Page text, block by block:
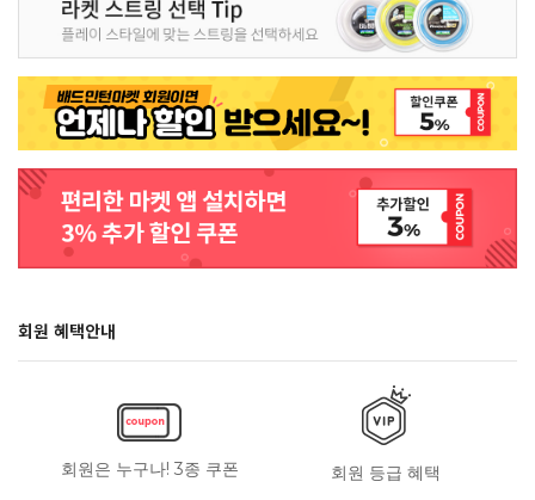
회원 혜택안내
회원은 누구나! 3종 쿠폰 회원 등급 혜택